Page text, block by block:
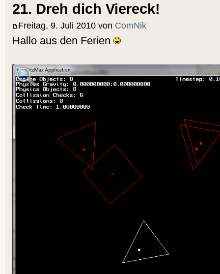
21. Dreh dich Viereck!
Freitag, 9. Juli 2010 von ComNik
Hallo aus den Ferien